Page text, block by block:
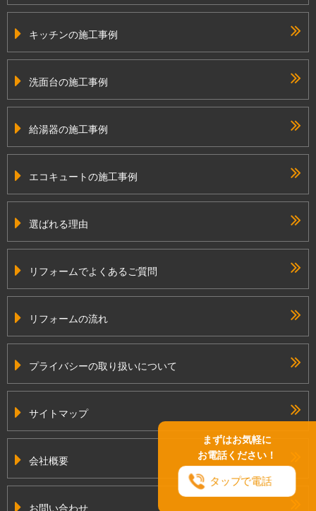
まずはお気軽に
お電話ください！
タップで電話
キッチンの施工事例
洗面台の施工事例
給湯器の施工事例
エコキュートの施工事例
選ばれる理由
リフォームでよくあるご質問
リフォームの流れ
プライバシーの取り扱いについて
サイトマップ
会社概要
お問い合わせ